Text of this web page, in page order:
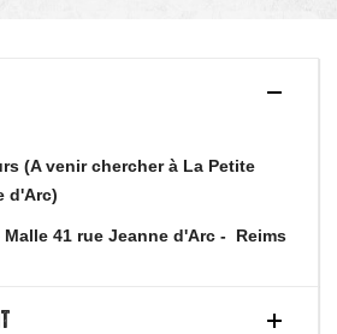
(A venir chercher à La Petite
d'Arc)
Malle 41 rue Jeanne d'Arc - Reims